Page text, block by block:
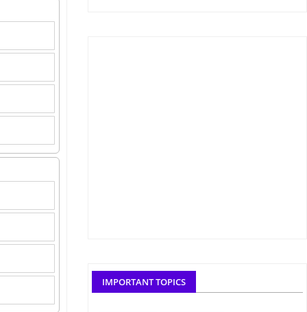
IMPORTANT TOPICS